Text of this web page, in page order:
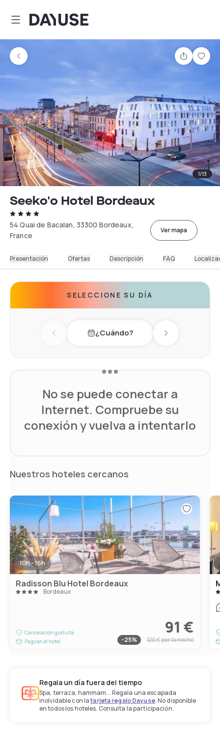
Dayuse
1/13
Seeko'o Hotel Bordeaux
54 Quai de Bacalan, 33300 Bordeaux,
France
Ver mapa
Presentación Ofertas Descripción FAQ
SELECCIONE SU DÍA
Previous day¿Cuándo? Next day
No se puede conectar a
Internet. Compruebe su
conexión y vuelva a intentarlo
Nuestros hoteles cercanos
10h - 16h
Radisson Blu Hotel Bordeaux
Bordeaux
Cancelación gratuita
Pago en el hotel
91 €
-25% 120 €por la noche
Regala un día fuera del tiempo
Spa, terraza, hammam... Regala una escapada
inolvidable con latarjeta regalo Dayuse. No disponible
en todos los hoteles. Consulta la participación.